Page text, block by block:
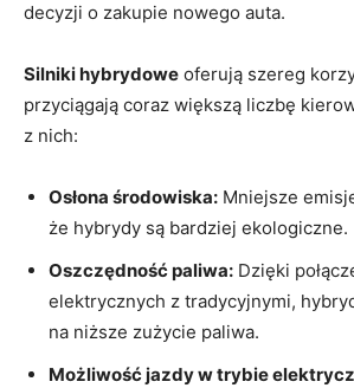
decyzji o zakupie ‍nowego​ auta.
Silniki hybrydowe oferują szereg
przyciągają coraz większą liczbę
z‌ nich:
Osłona środowiska: Mniejsze
że hybrydy ⁣są bardziej ekologiczne.
Oszczędność⁤ paliwa: Dzięki⁢
elektrycznych z⁣ tradycyjnymi,
na niższe zużycie paliwa.
Możliwość jazdy w ⁤trybie